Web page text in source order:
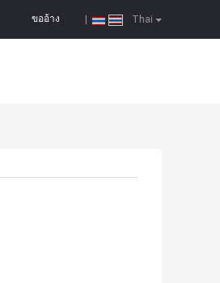
Thai
ขออ้าง